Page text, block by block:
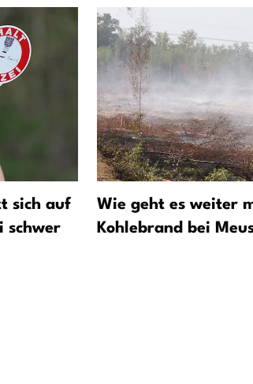
sich auf
schwer
Wie geht es weiter
Kohlebrand bei